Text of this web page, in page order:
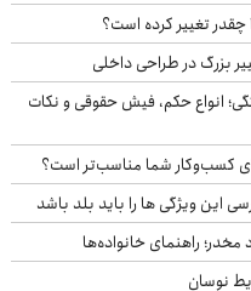
بزرگ در طراحی داخلی
انواع حکم، فیش حقوقی و نکات
کسب‌وکار شما مناسب‌تر است؟
این ویژگی ها را باید بلد باشد
نوسان